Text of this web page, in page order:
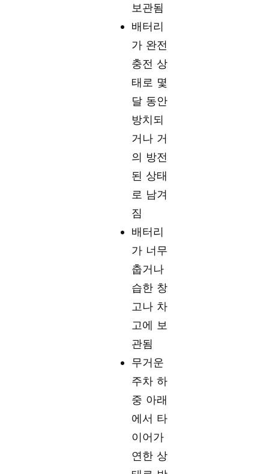
보관됨
배터리
가 완전
충전 상
태로 몇
달 동안
방치되
거나 거
의 방전
된 상태
로 남겨
짐
배터리
가 너무
춥거나
습한 창
고나 차
고에 보
관됨
무거운
주차 하
중 아래
에서 타
이어가
연한 상